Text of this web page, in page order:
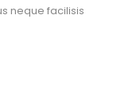
neque facilisis